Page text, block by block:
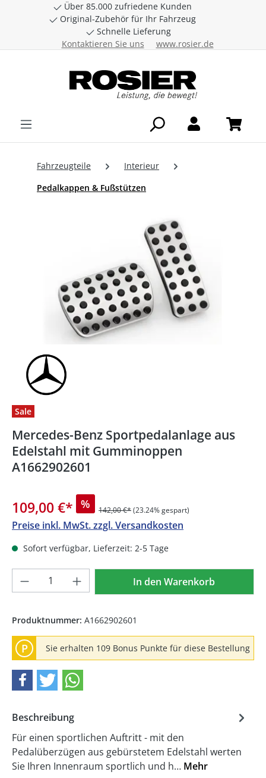
Zum Hauptinhalt springen
Über 85.000 zufriedene Kunden
Original-Zubehör für Ihr Fahrzeug
Schnelle Lieferung
Kontaktieren Sie uns
www.rosier.de
Fahrzeugteile
Interieur
Pedalkappen & Fußstützen
Sale
Mercedes-Benz Sportpedalanlage aus
Edelstahl mit Gumminoppen
A1662902601
109,00 €* % 142,00 €*(23.24% gespart)
Preise inkl. MwSt. zzgl. Versandkosten
Sofort verfügbar, Lieferzeit: 2-5 Tage
Produkt Anzahl: Gib denIn den Warenkorb
Produktnummer: A1662902601
P Sie erhalten 109 Bonus Punkte für diese Bestellung
Beschreibung
Für einen sportlichen Auftritt - mit den
Pedalüberzügen aus gebürstetem Edelstahl werten
Sie Ihren Innenraum sportlich und h… Mehr